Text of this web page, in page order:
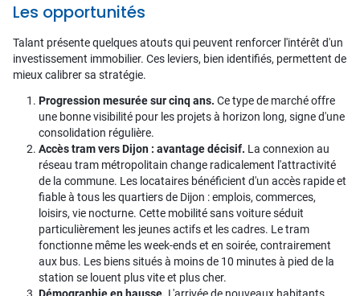
Les opportunités
Talant présente quelques atouts qui peuvent renforcer l'intérêt d'un
investissement immobilier. Ces leviers, bien identifiés, permettent de
mieux calibrer sa stratégie.
Progression mesurée sur cinq ans. Ce type de marché offre
une bonne visibilité pour les projets à horizon long, signe d'une
consolidation régulière.
Accès tram vers Dijon : avantage décisif. La connexion au
réseau tram métropolitain change radicalement l'attractivité
de la commune. Les locataires bénéficient d'un accès rapide et
fiable à tous les quartiers de Dijon : emplois, commerces,
loisirs, vie nocturne. Cette mobilité sans voiture séduit
particulièrement les jeunes actifs et les cadres. Le tram
fonctionne même les week-ends et en soirée, contrairement
aux bus. Les biens situés à moins de 10 minutes à pied de la
station se louent plus vite et plus cher.